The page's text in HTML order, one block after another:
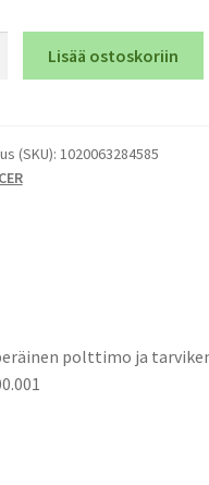
Lisää ostoskoriin
(SKU): 1020063284585
polttimo ja